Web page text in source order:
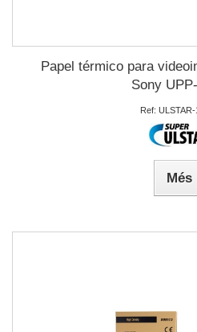
Papel térmico para
Sony
Ref: ULSTAR-
Més